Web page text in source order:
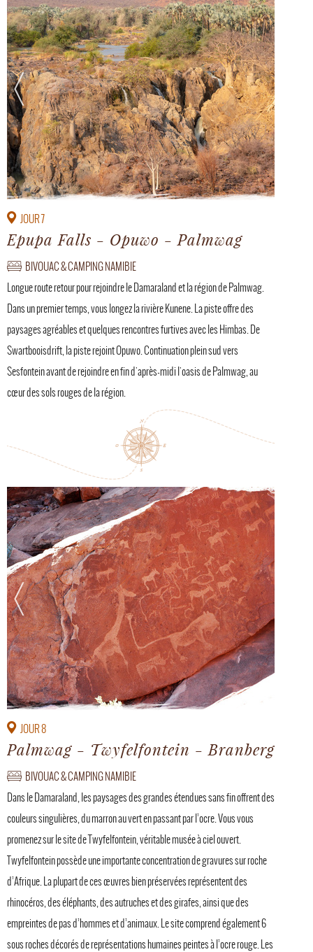
JOUR 7
Epupa Falls - Opuwo - Palmwag
BIVOUAC & CAMPING NAMIBIE
Longue route retour pour rejoindre le Damaraland et la région de Palmwag.
Dans un premier temps, vous longez la rivière Kunene. La piste offre des
paysages agréables et quelques rencontres furtives avec les Himbas. De
Swartbooisdrift, la piste rejoint Opuwo. Continuation plein sud vers
Sesfontein avant de rejoindre en fin d'après-midi l'oasis de Palmwag, au
cœur des sols rouges de la région.
JOUR 8
Palmwag - Twyfelfontein - Branberg
BIVOUAC & CAMPING NAMIBIE
Dans le Damaraland, les paysages des grandes étendues sans fin offrent des
couleurs singulières, du marron au vert en passant par l’ocre. Vous vous
promenez sur le site de Twyfelfontein, véritable musée à ciel ouvert.
Twyfelfontein possède une importante concentration de gravures sur roche
d’Afrique. La plupart de ces œuvres bien préservées représentent des
rhinocéros, des éléphants, des autruches et des girafes, ainsi que des
empreintes de pas d’hommes et d’animaux. Le site comprend également 6
sous roches décorés de représentations humaines peintes à l’ocre rouge. Les